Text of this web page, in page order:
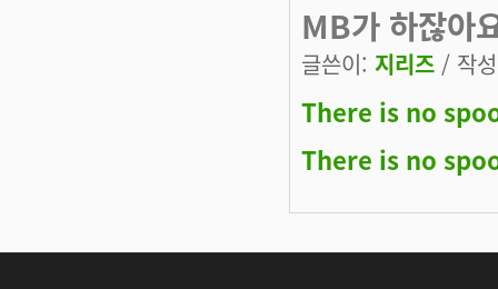
MB가 하잖아
글쓴이: 지리즈 / 작
There is no
There is no